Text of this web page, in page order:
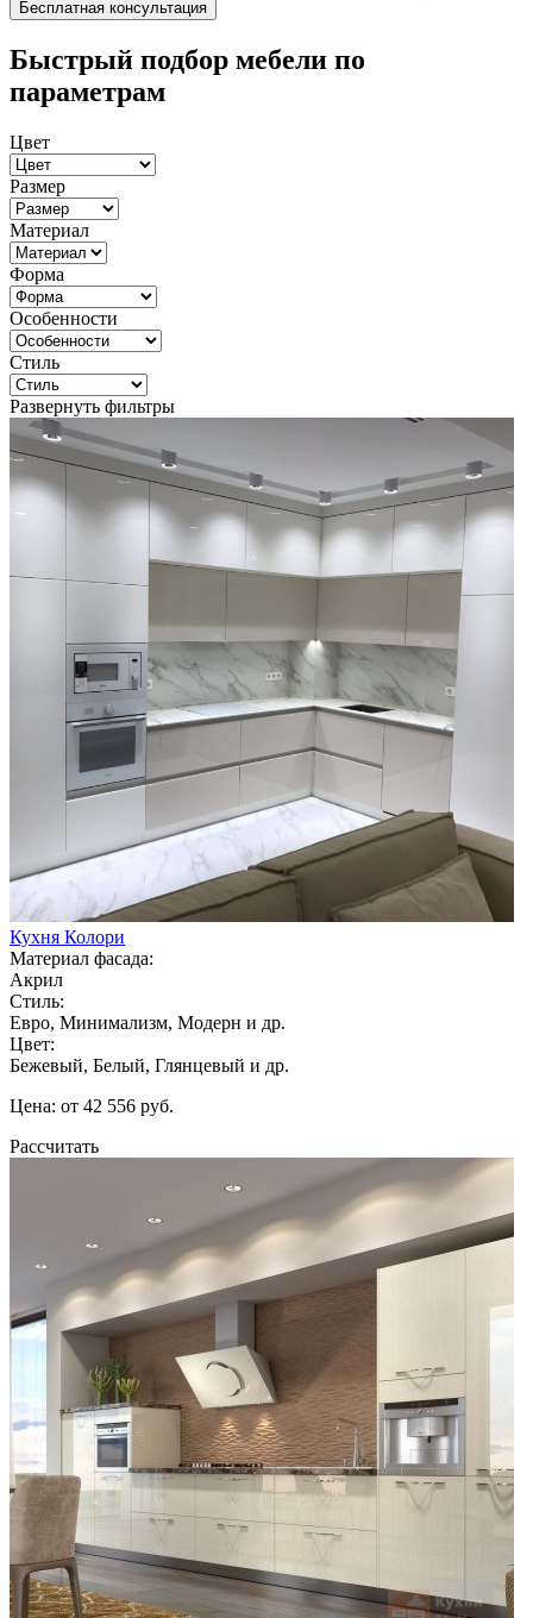
Быстрый подбор мебели по
параметрам
Цвет
Размер
Материал
Форма
Особенности
Стиль
Развернуть фильтры
Кухня Колори
Материал фасада:
Акрил
Стиль:
Евро, Минимализм, Модерн и др.
Цвет:
Бежевый, Белый, Глянцевый и др.
Цена: от 42 556 руб.
Рассчитать